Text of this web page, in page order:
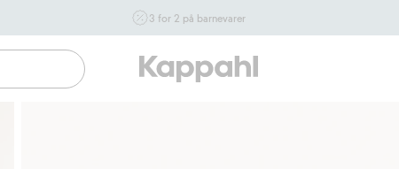
3 for 2 på barnevarer
inngår i tilbudet tom. 17/8 i butikk & online for deg som er
eller blir medlem. Kan ikke kombineres med andre tilbud
eller rabatter.